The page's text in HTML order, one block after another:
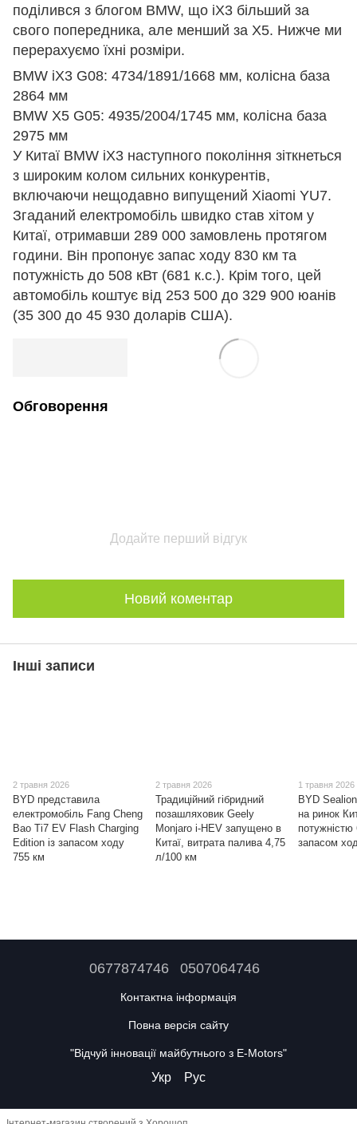
поділився з блогом BMW, що iX3 більший за
свого попередника, але менший за X5. Нижче ми
перерахуємо їхні розміри.
BMW iX3 G08: 4734/1891/1668 мм, колісна база
2864 мм
BMW X5 G05: 4935/2004/1745 мм, колісна база
2975 мм
У Китаї BMW iX3 наступного покоління зіткнеться
з широким колом сильних конкурентів,
включаючи нещодавно випущений Xiaomi YU7.
Згаданий електромобіль швидко став хітом у
Китаї, отримавши 289 000 замовлень протягом
години. Він пропонує запас ходу 830 км та
потужність до 508 кВт (681 к.с.). Крім того, цей
автомобіль коштує від 253 500 до 329 900 юанів
(35 300 до 45 930 доларів США).
Обговорення
Додайте перший відгук
Новий коментар
Інші записи
2 травня 2026
BYD представила
електромобіль Fang Cheng
Bao Ti7 EV Flash Charging
Edition із запасом ходу
755 км
2 травня 2026
Традиційний гібридний
позашляховик Geely
Monjaro i-HEV запущено в
Китаї, витрата палива 4,75
л/100 км
1 травня 2026
BYD
на ринок
запасом
0677874746 0507064746
Контактна інформація
Повна версія сайту
"Відчуй інновації майбутнього з E-Motors"
Укр Рус